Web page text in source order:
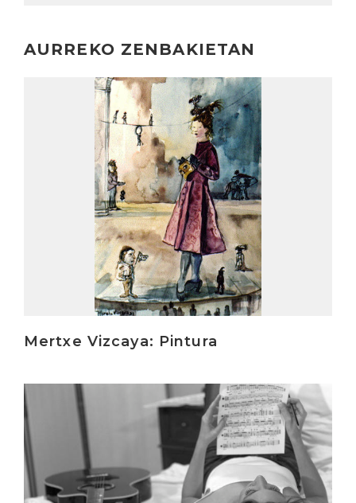
AURREKO ZENBAKIETAN
Mertxe Vizcaya: Pintura
Irakurri